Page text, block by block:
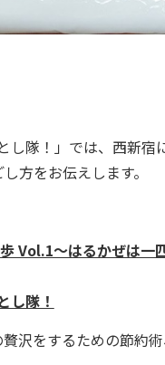
隊！」では、西新
方をお伝えします。
Vol.1～はるかぜは一
し隊！
沢をするための節約